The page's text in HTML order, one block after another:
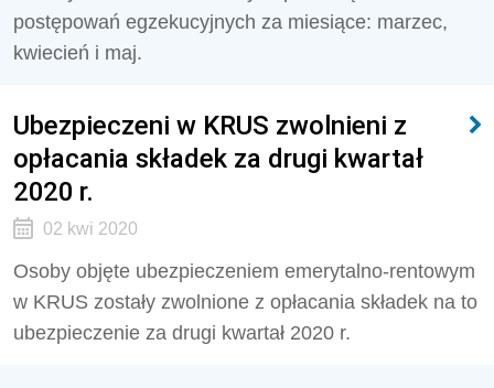
postępowań egzekucyjnych za miesiące: marzec,
kwiecień i maj.
Ubezpieczeni w KRUS zwolnieni z
opłacania składek za drugi kwartał
2020 r.
02 kwi 2020
Osoby objęte ubezpieczeniem emerytalno-rentowym
w KRUS zostały zwolnione z opłacania składek na to
ubezpieczenie za drugi kwartał 2020 r.